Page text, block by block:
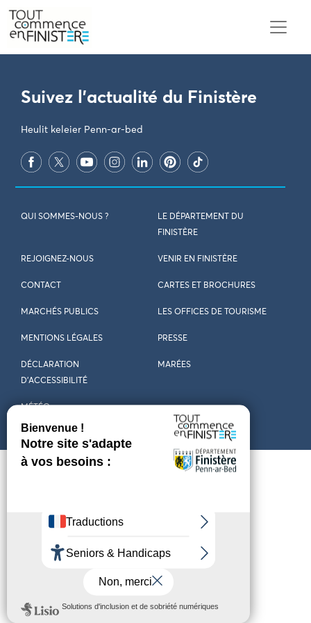
PARAMÈTRES DES COOKIES
Suivez l'actualité du Finistère
Heulit keleier Penn-ar-bed
QUI SOMMES-NOUS ?
LE DÉPARTEMENT DU
FINISTÈRE
REJOIGNEZ-NOUS VENIR EN FINISTÈRE
CONTACT CARTES ET BROCHURES
MARCHÉS PUBLICS LES OFFICES DE TOURISME
MENTIONS LÉGALES PRESSE
DÉCLARATION
D’ACCESSIBILITÉ
MARÉES
MÉTÉO